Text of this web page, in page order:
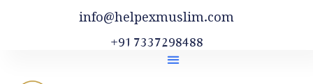
info@helpexmuslim.com
+91 7337298488